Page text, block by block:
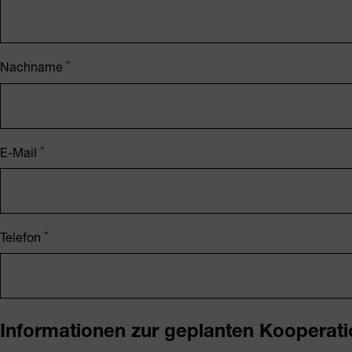
Nachname
E-Mail
Telefon
Informationen zur geplanten